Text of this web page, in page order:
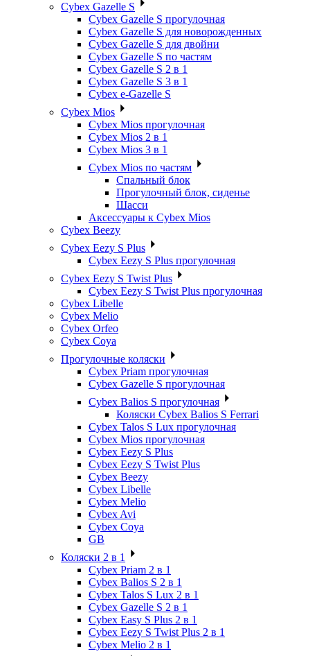
Cybex Gazelle S
Cybex Gazelle S прогулочная
Cybex Gazelle S для новорожденных
Cybex Gazelle S для двойни
Cybex Gazelle S по частям
Cybex Gazelle S 2 в 1
Cybex Gazelle S 3 в 1
Cybex e-Gazelle S
Cybex Mios
Cybex Mios прогулочная
Cybex Mios 2 в 1
Cybex Mios 3 в 1
Cybex Mios по частям
Спальный блок
Прогулочный блок, сиденье
Шасси
Аксессуары к Cybex Mios
Cybex Beezy
Cybex Eezy S Plus
Cybex Eezy S Plus прогулочная
Cybex Eezy S Twist Plus
Cybex Eezy S Twist Plus прогулочная
Cybex Libelle
Cybex Melio
Cybex Orfeo
Cybex Coya
Прогулочные коляски
Cybex Priam прогулочная
Cybex Gazelle S прогулочная
Cybex Balios S прогулочная
Коляски Cybex Balios S Ferrari
Cybex Talos S Lux прогулочная
Cybex Mios прогулочная
Cybex Eezy S Plus
Cybex Eezy S Twist Plus
Cybex Beezy
Cybex Libelle
Cybex Melio
Cybex Avi
Cybex Coya
GB
Коляски 2 в 1
Cybex Priam 2 в 1
Cybex Balios S 2 в 1
Cybex Talos S Lux 2 в 1
Cybex Gazelle S 2 в 1
Cybex Easy S Plus 2 в 1
Cybex Eezy S Twist Plus 2 в 1
Cybex Melio 2 в 1